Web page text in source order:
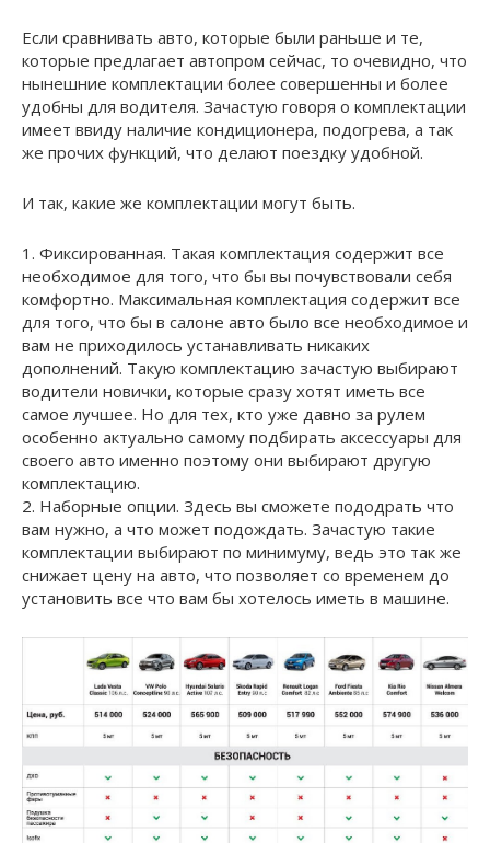
Если сравнивать авто, которые были раньше и те,
которые предлагает автопром сейчас, то очевидно, что
нынешние комплектации более совершенны и более
удобны для водителя. Зачастую говоря о комплектации
имеет ввиду наличие кондиционера, подогрева, а так
же прочих функций, что делают поездку удобной.
И так, какие же комплектации могут быть.
1. Фиксированная. Такая комплектация содержит все
необходимое для того, что бы вы почувствовали себя
комфортно. Максимальная комплектация содержит все
для того, что бы в салоне авто было все необходимое и
вам не приходилось устанавливать никаких
дополнений. Такую комплектацию зачастую выбирают
водители новички, которые сразу хотят иметь все
самое лучшее. Но для тех, кто уже давно за рулем
особенно актуально самому подбирать аксессуары для
своего авто именно поэтому они выбирают другую
комплектацию.
2. Наборные опции. Здесь вы сможете пододрать что
вам нужно, а что может подождать. Зачастую такие
комплектации выбирают по минимуму, ведь это так же
снижает цену на авто, что позволяет со временем до
установить все что вам бы хотелось иметь в машине.